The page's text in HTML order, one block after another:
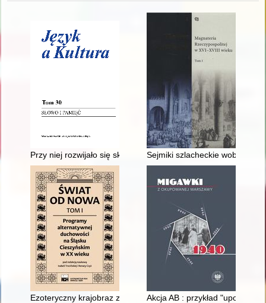
Przy niej rozwijało się skrzydła : wspomnienie o dr hab.
Sejmiki szlacheckie wobec
Ezoteryczny krajobraz zdrowia i uzdrawiania Wisły jako
Akcja AB : przykład